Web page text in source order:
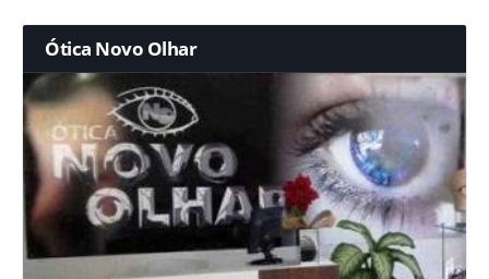
Ótica Novo Olhar